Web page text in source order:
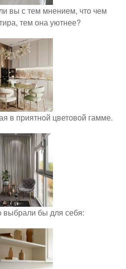
вы с тем мнением, что чем
тем она уютнее?
в приятной цветовой гамме.
бы для себя: